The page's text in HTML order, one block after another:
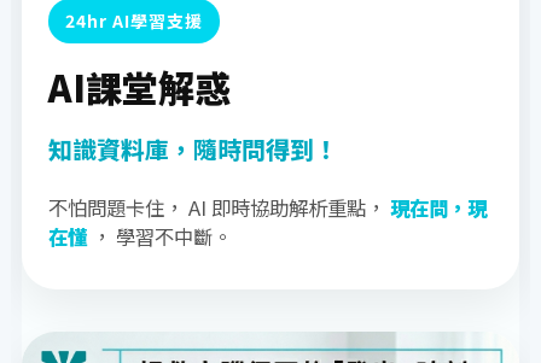
24hr AI學習支援
AI課堂解惑
知識資料庫，隨時問得到！
不怕問題卡住， AI 即時協助解析重點， 現在問，現
在懂 ， 學習不中斷。